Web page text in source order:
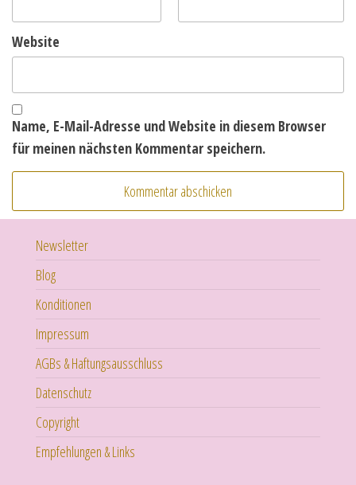
Website
Name, E-Mail-Adresse und Website in diesem Browser
für meinen nächsten Kommentar speichern.
Newsletter
Blog
Konditionen
Impressum
AGBs & Haftungsausschluss
Datenschutz
Copyright
Empfehlungen & Links